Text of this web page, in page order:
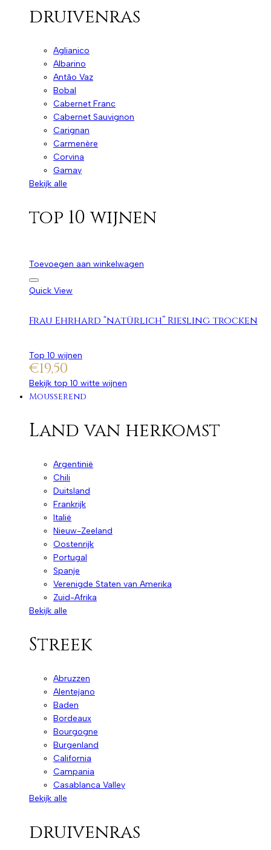
druivenras
Aglianico
Albarino
Antão Vaz
Bobal
Cabernet Franc
Cabernet Sauvignon
Carignan
Carmenère
Corvina
Gamay
Bekijk alle
top 10 wijnen
Toevoegen aan winkelwagen
Quick View
Frau Ehrhard “natürlich” Riesling trocken
Top 10 wijnen
€19,50
Bekijk top 10 witte wijnen
Mousserend
Land van herkomst
Argentinië
Chili
Duitsland
Frankrijk
Italië
Nieuw-Zeeland
Oostenrijk
Portugal
Spanje
Verenigde Staten van Amerika
Zuid-Afrika
Bekijk alle
Streek
Abruzzen
Alentejano
Baden
Bordeaux
Bourgogne
Burgenland
California
Campania
Casablanca Valley
Bekijk alle
druivenras